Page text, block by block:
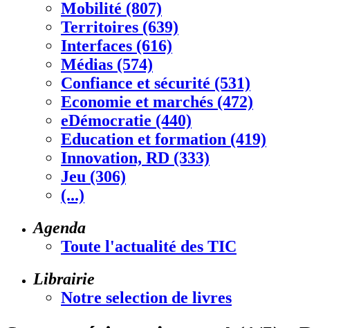
Mobilité (807)
Territoires (639)
Interfaces (616)
Médias (574)
Confiance et sécurité (531)
Economie et marchés (472)
eDémocratie (440)
Education et formation (419)
Innovation, RD (333)
Jeu (306)
(...)
Agenda
Toute l'actualité des TIC
Librairie
Notre selection de livres